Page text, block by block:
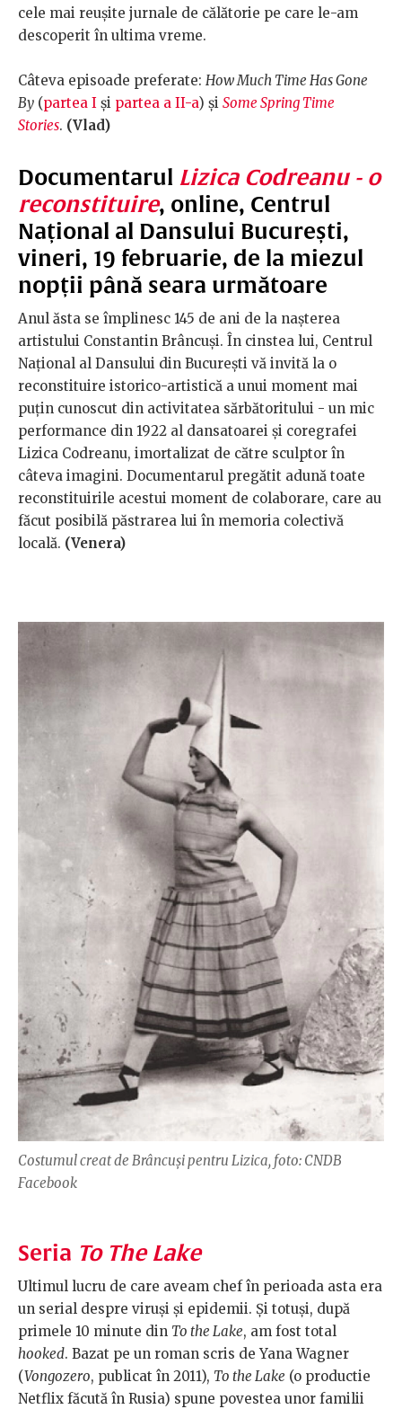
cele mai reușite jurnale de călătorie pe care le-am
descoperit în ultima vreme.
Câteva episoade preferate: How Much Time Has Gone
By (partea I și partea a II-a) și Some Spring Time
Stories. (Vlad)
Documentarul Lizica Codreanu - o
reconstituire, online, Centrul
Național al Dansului București,
vineri, 19 februarie, de la miezul
nopții până seara următoare
Anul ăsta se împlinesc 145 de ani de la nașterea
artistului Constantin Brâncuși. În cinstea lui, Centrul
Național al Dansului din București vă invită la o
reconstituire istorico-artistică a unui moment mai
puțin cunoscut din activitatea sărbătoritului - un mic
performance din 1922 al dansatoarei și coregrafei
Lizica Codreanu, imortalizat de către sculptor în
câteva imagini. Documentarul pregătit adună toate
reconstituirile acestui moment de colaborare, care au
făcut posibilă păstrarea lui în memoria colectivă
locală. (Venera)
Costumul creat de Brâncuși pentru Lizica, foto: CNDB
Facebook
Seria To The Lake
Ultimul lucru de care aveam chef în perioada asta era
un serial despre viruși și epidemii. Și totuși, după
primele 10 minute din To the Lake, am fost total
hooked. Bazat pe un roman scris de Yana Wagner
(Vongozero, publicat în 2011), To the Lake (o productie
Netflix făcută în Rusia) spune povestea unor familii